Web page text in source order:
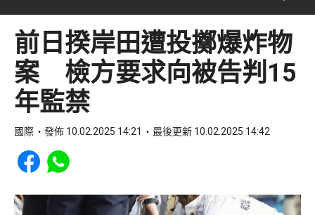
前日揆岸田遭投擲爆炸物
案 檢方要求向被告判15
年監禁
國際 發佈 10.02.2025 14:21 最後更新 10.02.2025 14:42
Share to Facebook
Share to WhatsApp